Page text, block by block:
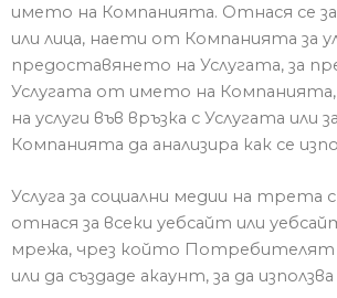
името на Компанията. Отнася се
или лица, наети от Компанията за
предоставянето на Услугата, за
Услугата от името на Компанията,
на услуги във връзка с Услугата или
Компанията да анализира как се
Услуга за социални медии на трета
отнася за всеки уебсайт или
мрежа, чрез който Потребителят
или да създаде акаунт, за да